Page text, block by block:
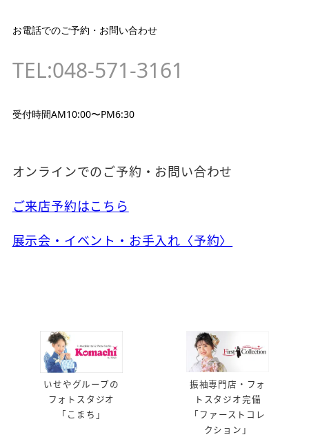
お電話でのご予約・お問い合わせ
TEL:048-571-3161
受付時間AM10:00〜PM6:30
オンラインでのご予約・お問い合わせ
ご来店予約はこちら
展示会・イベント・お手入れ〈予約〉
いせやグループの
フォトスタジオ
「こまち」
振袖専門店・フォ
トスタジオ完備
「ファーストコレ
クション」